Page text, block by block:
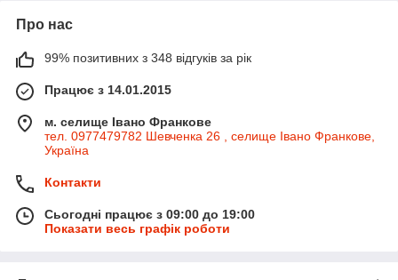
Про нас
99% позитивних з 348 відгуків за рік
Працює з 14.01.2015
м. селище Івано Франкове
тел. 0977479782 Шевченка 26 , селище Івано Франкове,
Україна
Контакти
Сьогодні працює з 09:00 до 19:00
Показати весь графік роботи